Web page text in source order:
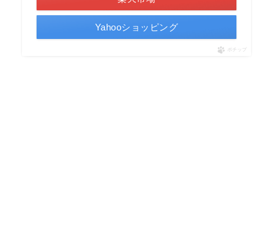
Yahooショッピング
ポチップ